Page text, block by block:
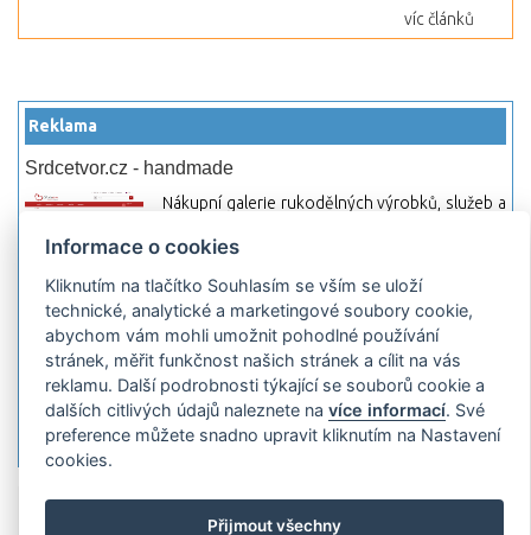
víc článků
Reklama
Srdcetvor.cz - handmade
Nákupní galerie rukodělných výrobků, služeb a
začít prodávat nebo jen nakupovat.
Hledej-hosting.cz - webhosting, VPS
hosting
Přehled webhostingových, multihosting a VPS
hosting programů s možností jejich
pokročilého vyhledávání a porovnávání.
Najděte si jednoduše vhodný hosting.
Reklama Podmínky používání
Informace o cookies
Kliknutím na tlačítko Souhlasím se vším se uloží
technické, analytické a marketingové soubory cookie,
abychom vám mohli umožnit pohodlné používání
stránek, měřit funkčnost našich stránek a cílit na vás
reklamu. Další podrobnosti týkající se souborů cookie a
dalších citlivých údajů naleznete navíce informací. Své
preference můžete snadno upravit kliknutím na Nastavení
cookies.
Přijmout všechny